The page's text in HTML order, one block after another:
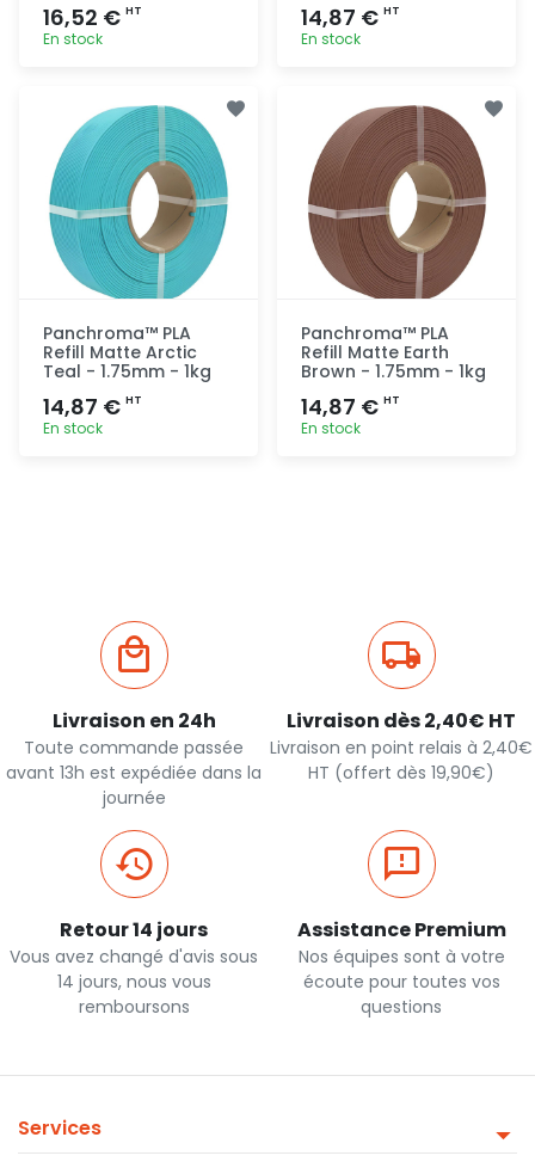
16,52 € HT
En stock
rapide
14,87 € HT
En stock
rapide
Panchroma™ PLA
Refill Matte Arctic
Teal - 1.75mm - 1kg
14,87 € HT
En stock
Panchroma™ PLA
Refill Matte Earth
Brown - 1.75mm - 1kg
14,87 € HT
En stock
Livraison en 24h
Toute commande passée
avant 13h est expédiée dans la
journée
Livraison dès 2,40€ HT
Livraison en point relais à 2,40€
HT (offert dès 19,90€)
Retour 14 jours
Vous avez changé d'avis sous
14 jours, nous vous
remboursons
Assistance Premium
Nos équipes sont à votre
écoute pour toutes vos
questions
Services